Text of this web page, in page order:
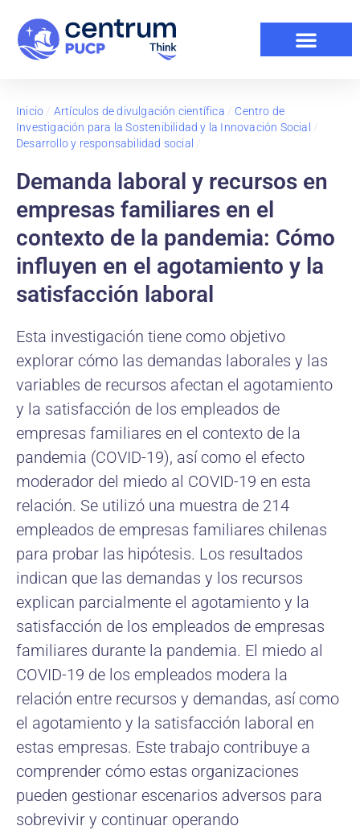
Inicio / Artículos de divulgación científica / Centro de
Investigación para la Sostenibilidad y la Innovación Social /
Desarrollo y responsabilidad social /
Demanda laboral y recursos en
empresas familiares en el
contexto de la pandemia: Cómo
influyen en el agotamiento y la
satisfacción laboral
Esta investigación tiene como objetivo
explorar cómo las demandas laborales y las
variables de recursos afectan el agotamiento
y la satisfacción de los empleados de
empresas familiares en el contexto de la
pandemia (COVID-19), así como el efecto
moderador del miedo al COVID-19 en esta
relación. Se utilizó una muestra de 214
empleados de empresas familiares chilenas
para probar las hipótesis. Los resultados
indican que las demandas y los recursos
explican parcialmente el agotamiento y la
satisfacción de los empleados de empresas
familiares durante la pandemia. El miedo al
COVID-19 de los empleados modera la
relación entre recursos y demandas, así como
el agotamiento y la satisfacción laboral en
estas empresas. Este trabajo contribuye a
comprender cómo estas organizaciones
pueden gestionar escenarios adversos para
sobrevivir y continuar operando